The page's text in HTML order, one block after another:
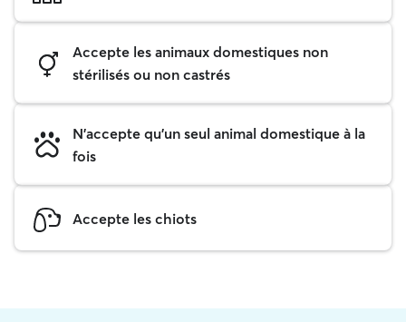
Accepte les animaux domestiques non
stérilisés ou non castrés
N'accepte qu'un seul animal domestique à la
fois
Accepte les chiots